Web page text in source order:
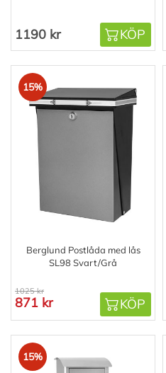
1190 kr KÖP
15%
Berglund Postlåda med lås
SL98 Svart/Grå
1025 kr
871 kr KÖP
15%